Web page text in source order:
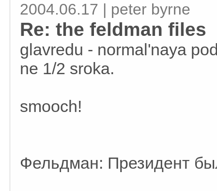
2004.06.17 | peter byrne
Re: the feldman files
glavredu - normal'naya
ne 1/2 sroka.
smooch!
Фельдман: Президент